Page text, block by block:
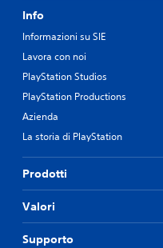
Info
Informazioni su SIE
Lavora con noi
PlayStation Studios
PlayStation Productions
Azienda
La storia di PlayStation
Prodotti
Valori
Supporto